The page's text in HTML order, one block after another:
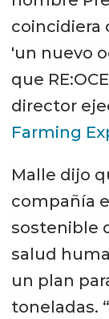
coincidiera
'un nuevo
que
director
Farming
Malle dijo
compañía
sostenible
salud
un plan
toneladas.